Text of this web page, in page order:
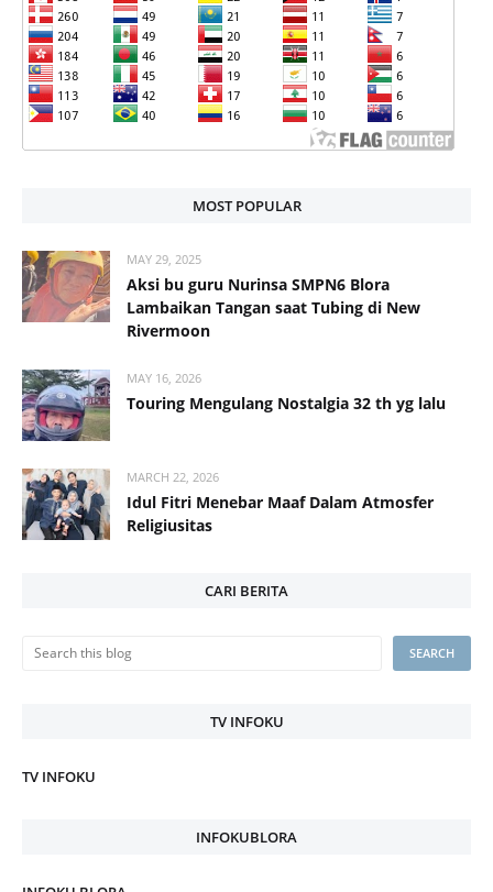
MOST POPULAR
MAY 29, 2025
Aksi bu guru Nurinsa SMPN6 Blora
Lambaikan Tangan saat Tubing di New
Rivermoon
MAY 16, 2026
Touring Mengulang Nostalgia 32 th yg lalu
MARCH 22, 2026
Idul Fitri Menebar Maaf Dalam Atmosfer
Religiusitas
CARI BERITA
TV INFOKU
TV INFOKU
INFOKUBLORA